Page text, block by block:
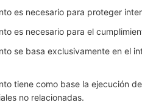
es necesario para proteger
es necesario para el
se basa exclusivamente en el
tiene como base la ejecución
no relacionadas.